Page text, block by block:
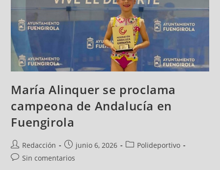
María Alinquer se proclama
campeona de Andalucía en
Fuengirola
Redacción junio 6, 2026
Polideportivo
Sin comentarios